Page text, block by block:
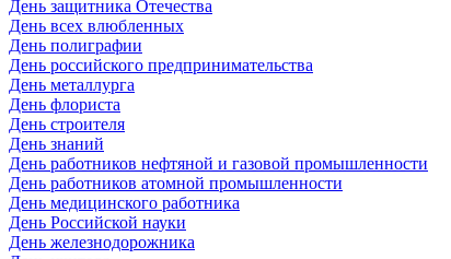
День защитника Отечества
День всех влюбленных
День полиграфии
День российского предпринимательства
День металлурга
День флориста
День строителя
День знаний
День работников нефтяной и газовой промышленности
День работников атомной промышленности
День медицинского работника
День Российской науки
День железнодорожника